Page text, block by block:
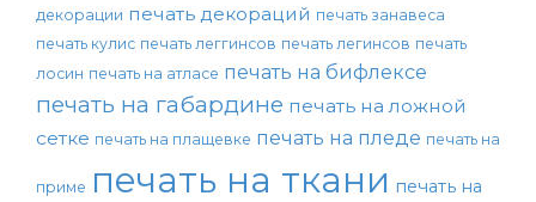
декорации печать декораций печать занавеса
печать кулис печать леггинсов печать легинсов печать
лосин печать на атласе печать на бифлексе
печать на габардине печать на ложной
сетке печать на плащевке печать на пледе печать на
приме печать на ткани печать на